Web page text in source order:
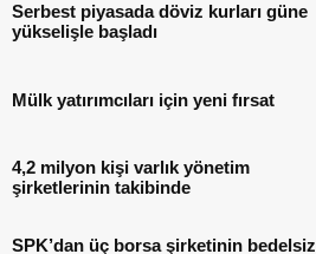
Serbest piyasada döviz kurları güne
yükselişle başladı
Mülk yatırımcıları için yeni fırsat
4,2 milyon kişi varlık yönetim
şirketlerinin takibinde
SPK’dan üç borsa şirketinin bedelsiz